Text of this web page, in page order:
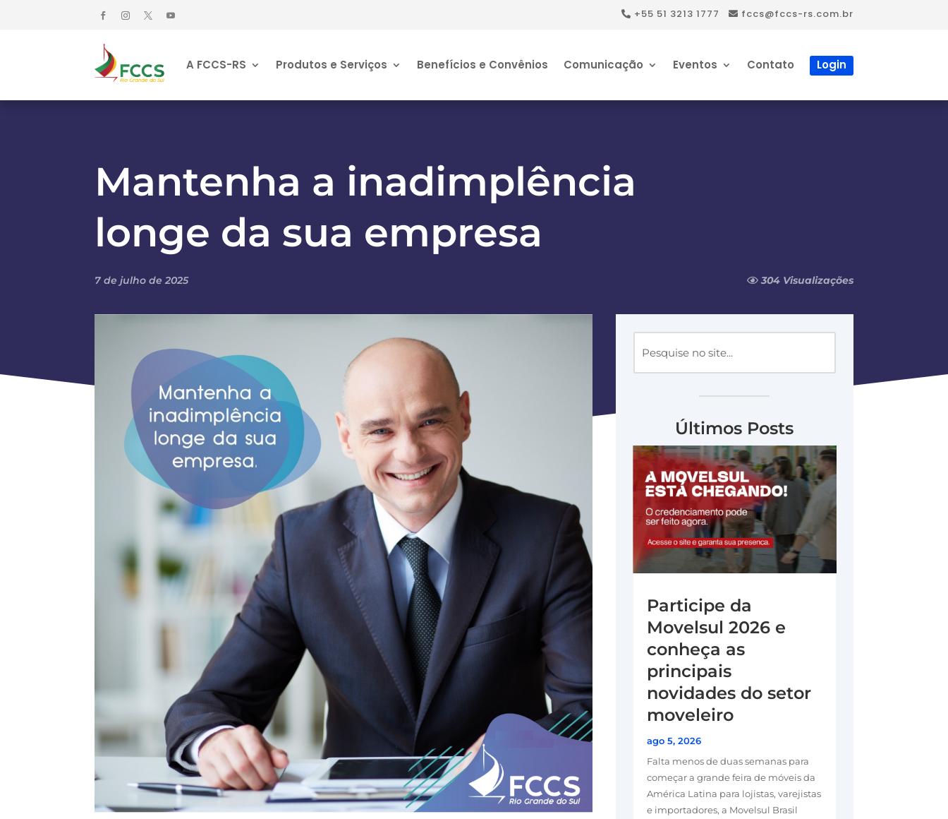
+55 51 3213 1777 fccs@fccs-rs.com.br
A FCCS-RS Produtos e Serviços Benefícios e Convênios Comunicação Eventos Contato Login
Mantenha a inadimplência
longe da sua empresa
7 de julho de 2025 304 Visualizações
Últimos Posts
Participe da
Movelsul 2026 e
conheça as
principais
novidades do setor
moveleiro
ago 5, 2026
Falta menos de duas semanas para
começar a grande feira de móveis da
América Latina para lojistas, varejistas
e importadores, a Movelsul Brasil